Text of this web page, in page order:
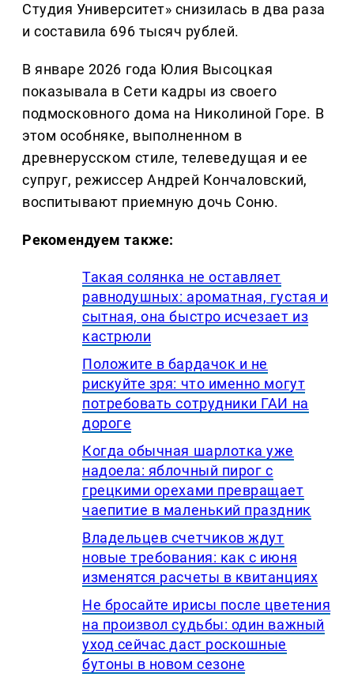
Студия Университет» снизилась в два раза
и составила 696 тысяч рублей.
В январе 2026 года Юлия Высоцкая
показывала в Сети кадры из своего
подмосковного дома на Николиной Горе. В
этом особняке, выполненном в
древнерусском стиле, телеведущая и ее
супруг, режиссер Андрей Кончаловский,
воспитывают приемную дочь Соню.
Рекомендуем также:
Такая солянка не оставляет
равнодушных: ароматная, густая и
сытная, она быстро исчезает из
кастрюли
Положите в бардачок и не
рискуйте зря: что именно могут
потребовать сотрудники ГАИ на
дороге
Когда обычная шарлотка уже
надоела: яблочный пирог с
грецкими орехами превращает
чаепитие в маленький праздник
Владельцев счетчиков ждут
новые требования: как с июня
изменятся расчеты в квитанциях
Не бросайте ирисы после цветения
на произвол судьбы: один важный
уход сейчас даст роскошные
бутоны в новом сезоне